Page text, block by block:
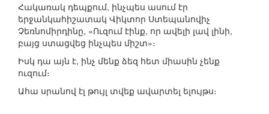
Հակառակ դեպքում, ինչպես ասում էր
երջանկահիշատակ Վիկտոր Ստեպանովիչ
Չեռնոմիրդինը, «Ուզում էինք, որ ավելի լավ լինի,
բայց ստացվեց ինչպես միշտ»։
Իսկ դա այն է, ինչ մենք ձեզ հետ միասին չենք
ուզում։
Ահա սրանով էլ թույլ տվեք ավարտել ելույթս։